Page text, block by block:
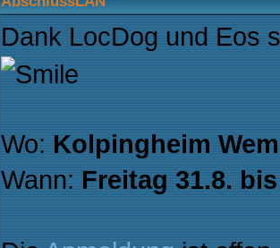
Dank LocDog und Eos
Wo: Kolpingheim
Wann: Freitag 31.8.